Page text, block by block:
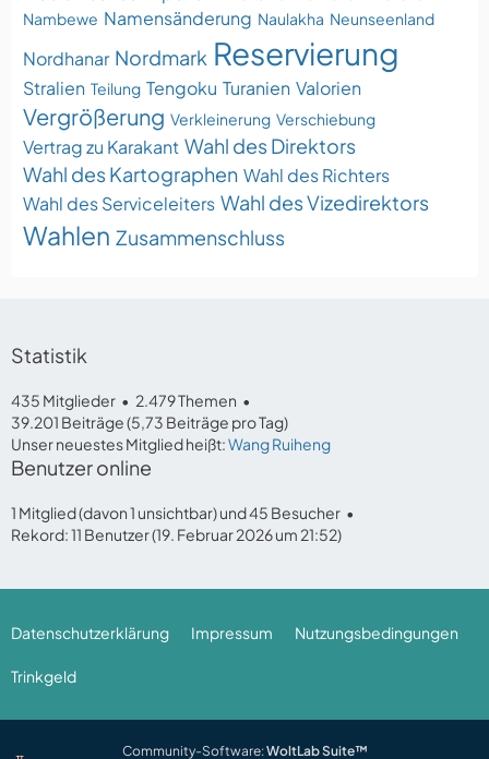
Nambewe Namensänderung Naulakha Neunseenland
Nordhanar Nordmark Reservierung
Stralien Teilung Tengoku Turanien Valorien
Vergrößerung Verkleinerung Verschiebung
Vertrag zu Karakant Wahl des Direktors
Wahl des Kartographen Wahl des Richters
Wahl des Serviceleiters Wahl des Vizedirektors
Wahlen Zusammenschluss
Statistik
435 Mitglieder
2.479 Themen
39.201 Beiträge (5,73 Beiträge pro Tag)
Unser neuestes Mitglied heißt:Wang Ruiheng
Benutzer online
1 Mitglied (davon 1 unsichtbar) und 45 Besucher
Rekord: 11 Benutzer (19. Februar 2026 um 21:52)
Datenschutzerklärung Impressum Nutzungsbedingungen
Trinkgeld
Community-Software:WoltLab Suite™